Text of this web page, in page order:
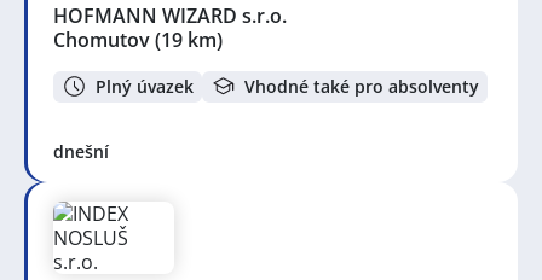
HOFMANN WIZARD s.r.o.
Chomutov(19 km)
Plný úvazek Vhodné také pro absolventy
dnešní